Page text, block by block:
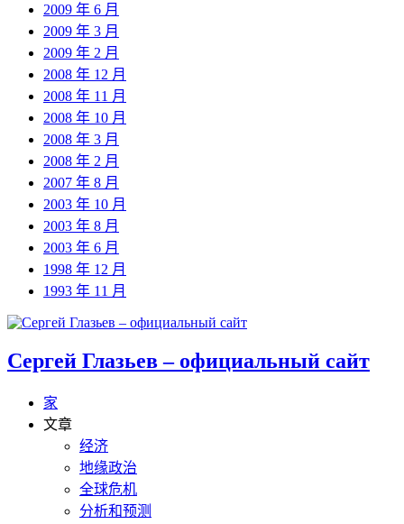
2009 年 6 月
2009 年 3 月
2009 年 2 月
2008 年 12 月
2008 年 11 月
2008 年 10 月
2008 年 3 月
2008 年 2 月
2007 年 8 月
2003 年 10 月
2003 年 8 月
2003 年 6 月
1998 年 12 月
1993 年 11 月
Сергей Глазьев – официальный сайт
家
文章
经济
地缘政治
全球危机
分析和预测